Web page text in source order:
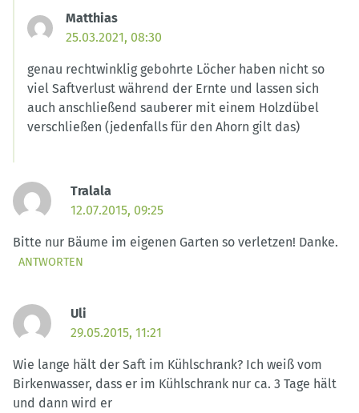
Matthias
25.03.2021, 08:30
genau rechtwinklig gebohrte Löcher haben nicht so
viel Saftverlust während der Ernte und lassen sich
auch anschließend sauberer mit einem Holzdübel
verschließen (jedenfalls für den Ahorn gilt das)
Tralala
12.07.2015, 09:25
Bitte nur Bäume im eigenen Garten so verletzen! Danke.
ANTWORTEN
Uli
29.05.2015, 11:21
Wie lange hält der Saft im Kühlschrank? Ich weiß vom
Birkenwasser, dass er im Kühlschrank nur ca. 3 Tage hält
und dann wird er